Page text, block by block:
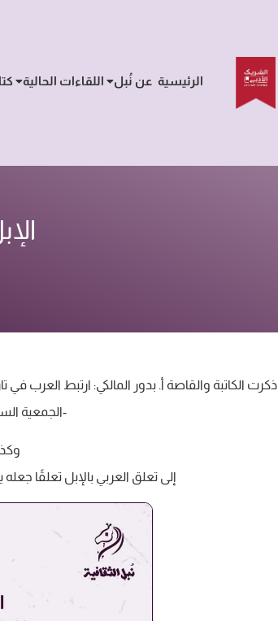
الرئيسية عن نُبل اللقاءات الحالية
‏ذكرت الكاتبة والقاصة أ. بدور المالكي: ارتبط العرب
-الجمعية
‏إلى تعلق العربي بالإبل تعلقًا